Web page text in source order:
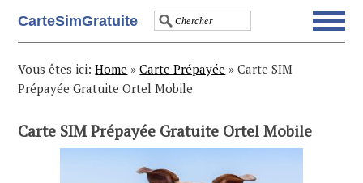
to
navigation
to
content
to
sidebar
to
CarteSimGratuite
Vous êtes ici:Home »Carte Prépayée »Carte SIM
Prépayée Gratuite Ortel Mobile
Carte SIM Prépayée Gratuite Ortel Mobile